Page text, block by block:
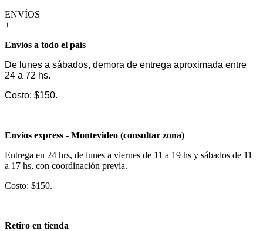
ENVÍOS
+
Envíos a todo el país
De lunes a sábados, demora de entrega aproximada entre
24 a 72 hs.
Costo: $150.
Envíos express - Montevideo (consultar zona)
Entrega en 24 hrs, de lunes a viernes de 11 a 19 hs y sábados de 11
a 17 hs, con coordinación previa.
Costo: $150.
Retiro en tienda